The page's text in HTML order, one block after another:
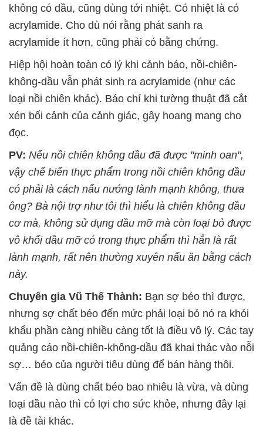
không có dầu, cũng dùng tới nhiệt. Có nhiệt là có
acrylamide. Cho dù nói rằng phát sanh ra
acrylamide ít hơn, cũng phải có bằng chứng.
Hiệp hội hoàn toàn có lý khi cảnh báo, nồi-chiên-
không-dầu vẫn phát sinh ra acrylamide (như các
loại nồi chiên khác). Báo chí khi tường thuật đã cắt
xén bối cảnh của cảnh giác, gây hoang mang cho
đọc.
PV: Nếu nồi chiên không dầu đã được "minh oan",
vậy chế biến thực phẩm trong nồi chiên không dầu
có phải là cách nấu nướng lành mạnh không, thưa
ông? Bà nội trợ như tôi thì hiểu là chiên không dầu
cơ mà, không sử dụng dầu mỡ mà còn loại bỏ được
vô khối dầu mỡ có trong thực phẩm thì hẳn là rất
lành mạnh, rất nên thường xuyên nấu ăn bằng cách
này.
Chuyên gia Vũ Thế Thành: Bạn sợ béo thì được,
nhưng sợ chất béo đến mức phải loại bỏ nó ra khỏi
khẩu phần càng nhiều càng tốt là điều vô lý. Các tay
quảng cáo nồi-chiên-không-dầu đã khai thác vào nỗi
sợ… béo của người tiêu dùng để bán hàng thôi.
Vấn đề là dùng chất béo bao nhiêu là vừa, và dùng
loại dầu nào thì có lợi cho sức khỏe, nhưng đây lại
là đề tài khác.